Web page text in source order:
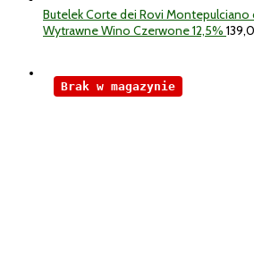
Butelek Corte dei Rovi Montepulciano
Wytrawne Wino Czerwone 12,5%
Brak w magazynie